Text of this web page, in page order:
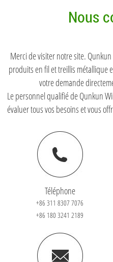
Nous
Merci de visiter notre site.
produits en fil et treillis métallique
votre demande
Le personnel qualifié de Qunkun
évaluer tous vos besoins et vous
Téléphone
+86 311 8307 7076
+86 180 3241 2189